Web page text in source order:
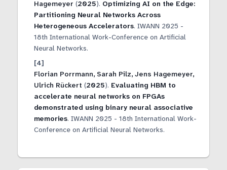
Hagemeyer (2025). Optimizing AI on the Edge:
Partitioning Neural Networks Across
Heterogeneous Accelerators.IWANN 2025 -
18th International Work-Conference on Artificial
Neural Networks.
Florian Porrmann, Sarah Pilz, Jens Hagemeyer,
Ulrich Rückert (2025). Evaluating HBM to
accelerate neural networks on FPGAs
demonstrated using binary neural associative
memories.IWANN 2025 - 18th International Work-
Conference on Artificial Neural Networks.